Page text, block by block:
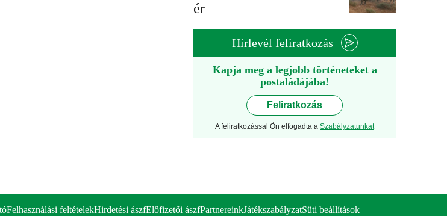
ér
Hírlevél feliratkozás
Kapja meg a legjobb történeteket a
postaládájába!
Feliratkozás
A feliratkozással Ön elfogadta a Szabályzatunkat
Felhasználási feltételekHirdetési ászfElőfizetői ászfPartnereinkJátékszabályzatSüti beállítások